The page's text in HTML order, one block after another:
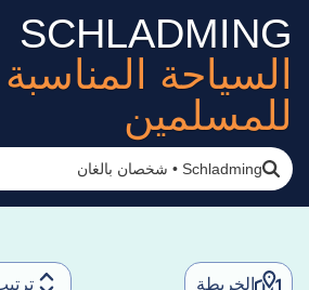
SCHLADMING
السياحة المناسبة
للمسلمين
Schladming
• شخصان بالغان
الخريطة